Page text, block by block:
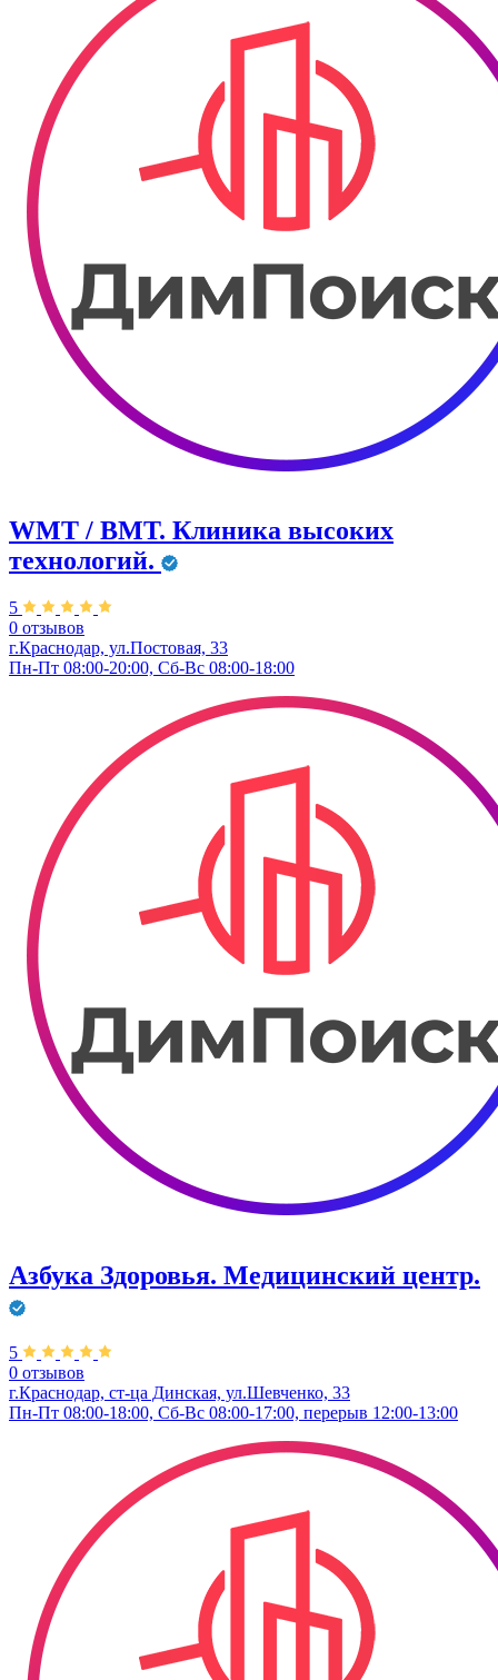
WMT / ВМТ. Клиника высоких
технологий.
5
0 отзывов
г.Краснодар, ул.​Постовая, 33
Пн-Пт 08:00-20:00, Сб-Вс 08:00-18:00
Азбука Здоровья. Медицинский центр.
5
0 отзывов
г.Краснодар, ст-ца Динская, ул.Шевченко, 33
Пн-Пт 08:00-18:00, Сб-Вс 08:00-17:00, перерыв 12:00-13:00